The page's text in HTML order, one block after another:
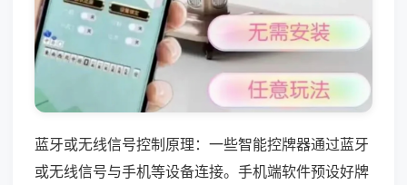
蓝牙或无线信号控制原理：一些智能控牌器通过蓝牙
或无线信号与手机等设备连接。手机端软件预设好牌